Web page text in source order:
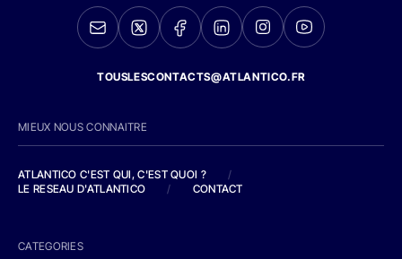
TOUSLESCONTACTS@ATLANTICO.FR
MIEUX NOUS CONNAITRE
ATLANTICO C'EST QUI, C'EST QUOI ?
/
LE RESEAU D'ATLANTICO
/ CONTACT
CATEGORIES